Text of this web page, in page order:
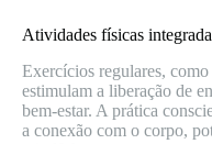
Atividades físicas
Exercícios regulares,
estimulam a liberação de
bem-estar. A prática
a conexão com o corpo,